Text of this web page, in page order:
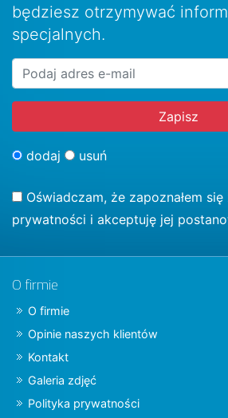
będziesz otrzymywać
specjalnych.
dodaj usuń
Oświadczam, że zapoznałem się
prywatności i akceptuję jej
O firmie
O firmie
Opinie naszych klientów
Kontakt
Galeria zdjęć
Polityka prywatności